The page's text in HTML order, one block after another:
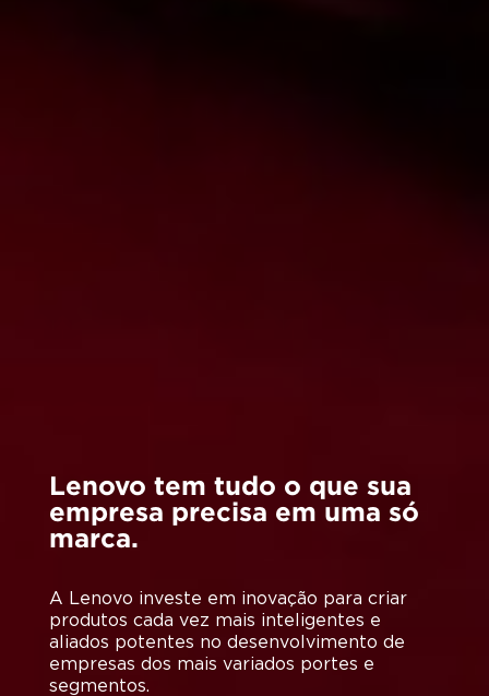
Lenovo tem tudo o que sua
empresa precisa em uma só
marca.
A Lenovo investe em inovação para criar
produtos cada vez mais inteligentes e
aliados potentes no desenvolvimento de
empresas dos mais variados portes e
segmentos.